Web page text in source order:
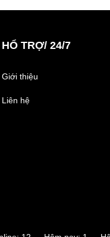
HỔ TRỢ/ 24/7
Giới thiệu
Liên hệ